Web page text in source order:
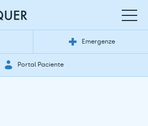
Emergenze
Portal Paciente